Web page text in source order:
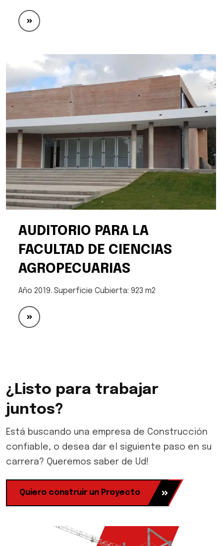
AUDITORIO PARA LA
FACULTAD DE CIENCIAS
AGROPECUARIAS
Año 2019. Superficie Cubierta: 923 m2
¿Listo para trabajar
juntos?
Está buscando una empresa de Construcción
confiable, o desea dar el siguiente paso en su
carrera? Queremos saber de Ud!
Quiero construir un Proyecto